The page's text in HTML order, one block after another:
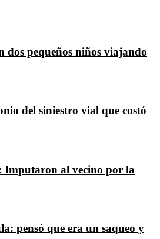
dos pequeños niños viajando
del siniestro vial que costó
al vecino por la
pensó que era un saqueo y